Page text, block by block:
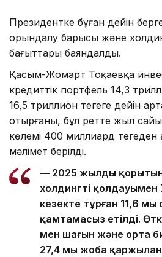
Президентке бұған дейін
орындалу барысы және
бағыттары баяндалды.
Қасым-Жомарт Тоқаевқа
кредиттік портфель 14,3
16,5 триллион теңгеге дейін
отырғаны, бұл ретте жыл
көлемі 400 миллиард
мәлімет берілді.
— 2025 жылдың
холдингтің қолдауымен
кезекте тұрған 11,6
қамтамасыз етілді.
мен шағын және орта
27,4 мың жоба